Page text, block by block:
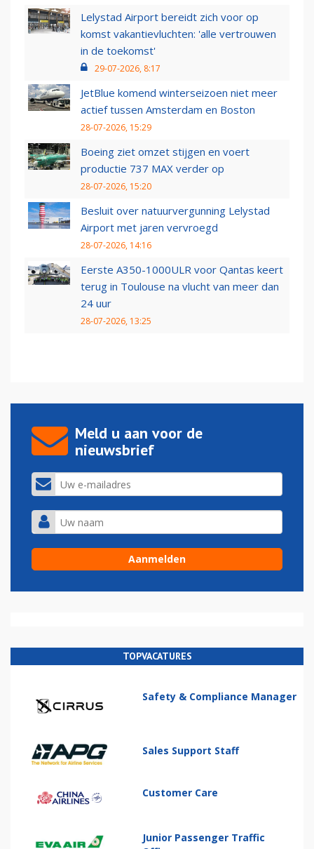
Lelystad Airport bereidt zich voor op
komst vakantievluchten: 'alle vertrouwen
in de toekomst'
29-07-2026, 8:17
JetBlue komend winterseizoen niet meer
actief tussen Amsterdam en Boston
28-07-2026, 15:29
Boeing ziet omzet stijgen en voert
productie 737 MAX verder op
28-07-2026, 15:20
Besluit over natuurvergunning Lelystad
Airport met jaren vervroegd
28-07-2026, 14:16
Eerste A350-1000ULR voor Qantas keert
terug in Toulouse na vlucht van meer dan
24 uur
28-07-2026, 13:25
Meld u aan voor de
nieuwsbrief
TOPVACATURES
Safety & Compliance Manager
Sales Support Staff
Customer Care
Junior Passenger Traffic